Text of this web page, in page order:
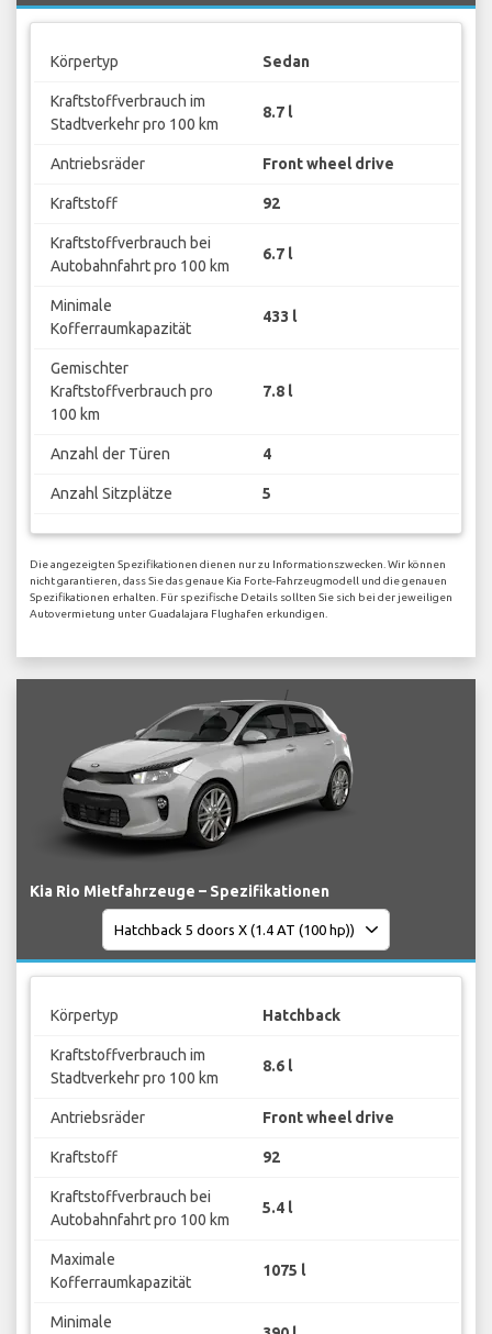
Körpertyp Sedan
Kraftstoffverbrauch im
Stadtverkehr pro 100 km
8.7 l
Antriebsräder Front wheel drive
Kraftstoff 92
Kraftstoffverbrauch bei
Autobahnfahrt pro 100 km
6.7 l
Minimale
Kofferraumkapazität
433 l
Gemischter
Kraftstoffverbrauch pro
100 km
7.8 l
Anzahl der Türen 4
Anzahl Sitzplätze 5
Die angezeigten Spezifikationen dienen nur zu Informationszwecken. Wir können
nicht garantieren, dass Sie das genaue Kia Forte-Fahrzeugmodell und die genauen
Spezifikationen erhalten. Für spezifische Details sollten Sie sich bei der jeweiligen
Autovermietung unter Guadalajara Flughafen erkundigen.
Kia Rio Mietfahrzeuge – Spezifikationen
Körpertyp Hatchback
Kraftstoffverbrauch im
Stadtverkehr pro 100 km
8.6 l
Antriebsräder Front wheel drive
Kraftstoff 92
Kraftstoffverbrauch bei
Autobahnfahrt pro 100 km
5.4 l
Maximale
Kofferraumkapazität
1075 l
Minimale